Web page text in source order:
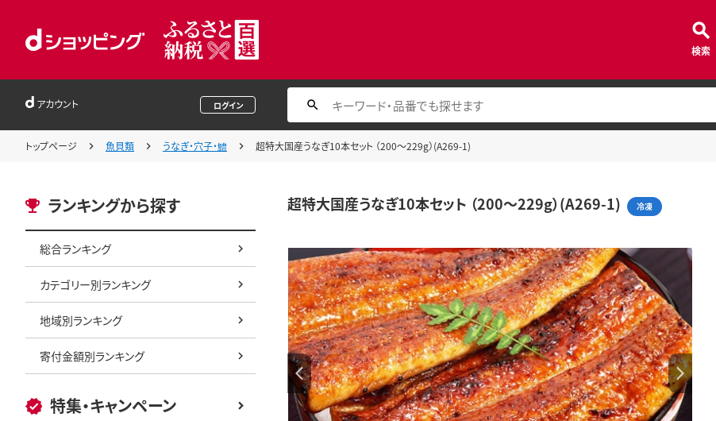
検索
アカウント ログイン
トップページ 魚貝類 うなぎ・穴子・鱧 超特大国産うなぎ10本セット （200～229g）(A269-1)
ランキングから探す
総合ランキング
カテゴリー別ランキング
地域別ランキング
寄付金額別ランキング
特集・キャンペーン
超特大国産うなぎ10本セット （200～229g）(A269-1) 冷凍